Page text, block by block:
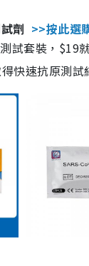
劑 >>按此選
試套裝，
快速抗原測